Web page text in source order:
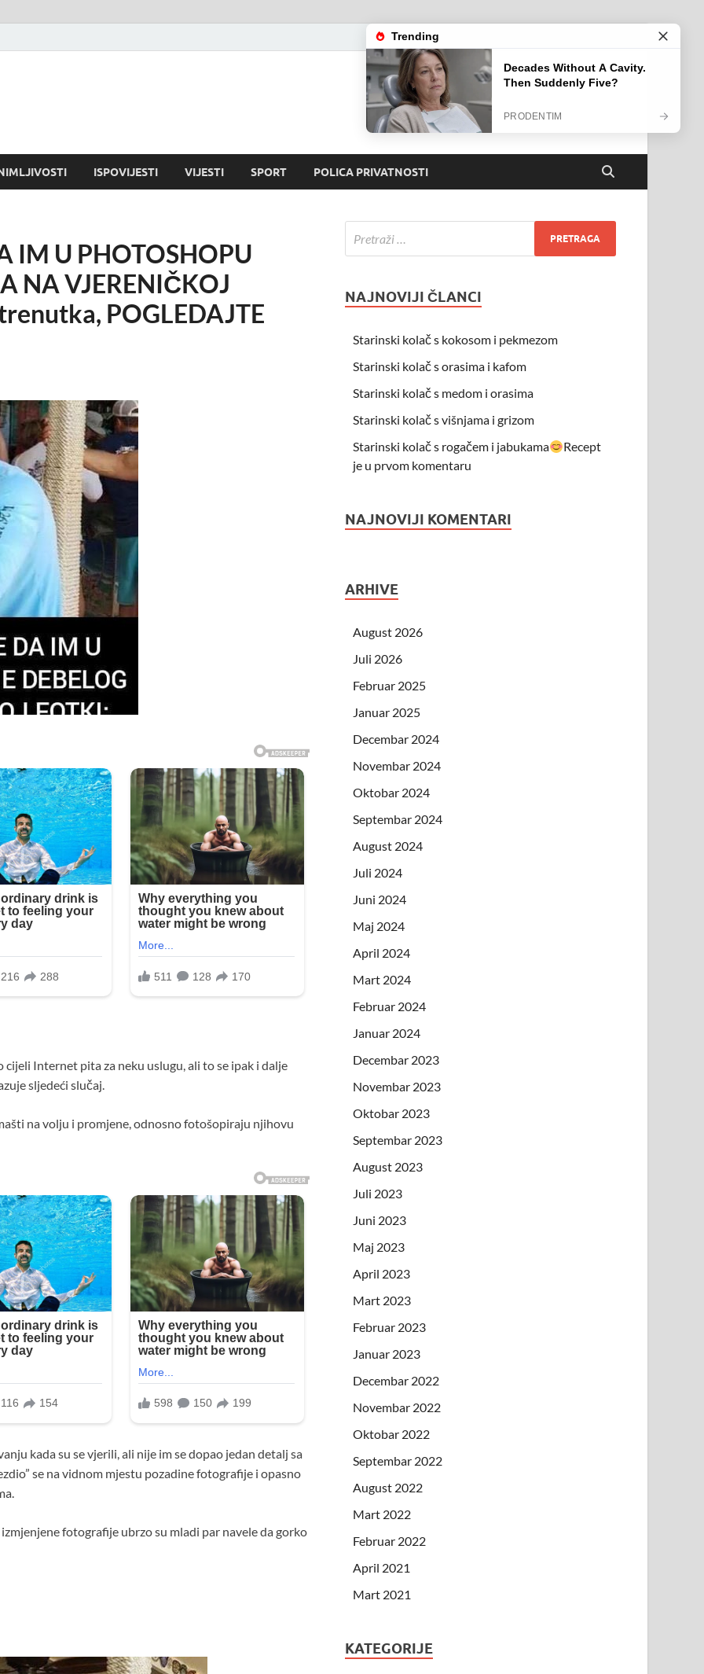
ISPOVIJESTI VIJESTI SPORT POLICA PRIVATNOSTI
IM U PHOTOSHOPU
NA VJERENIČKOJ
POGLEDAJTE
Internet pita za neku uslugu, ali to se ipak i dalje
sljedeći slučaj.
na volju i promjene, odnosno fotošopiraju njihovu
kada su se vjerili, ali nije im se dopao jedan detalj sa
se na vidnom mjestu pozadine fotografije i opasno
fotografije ubrzo su mladi par navele da gorko
NAJNOVIJI ČLANCI
Starinski kolač s kokosom i pekmezom
Starinski kolač s orasima i kafom
Starinski kolač s medom i orasima
Starinski kolač s višnjama i grizom
Starinski kolač s rogačem i jabukama
Recept
je u prvom komentaru
NAJNOVIJI KOMENTARI
ARHIVE
August 2026
Juli 2026
Februar 2025
Januar 2025
Decembar 2024
Novembar 2024
Oktobar 2024
Septembar 2024
August 2024
Juli 2024
Juni 2024
Maj 2024
April 2024
Mart 2024
Februar 2024
Januar 2024
Decembar 2023
Novembar 2023
Oktobar 2023
Septembar 2023
August 2023
Juli 2023
Juni 2023
Maj 2023
April 2023
Mart 2023
Februar 2023
Januar 2023
Decembar 2022
Novembar 2022
Oktobar 2022
Septembar 2022
August 2022
Mart 2022
Februar 2022
April 2021
Mart 2021
KATEGORIJE